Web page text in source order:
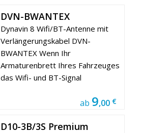
DVN-BWANTEX
Dynavin 8 Wifi/BT-Antenne mit
Verlängerungskabel DVN-
BWANTEX Wenn Ihr
Armaturenbrett Ihres Fahrzeuges
das Wifi- und BT-Signal
ab 9,00 €
D10-3B/3S Premium